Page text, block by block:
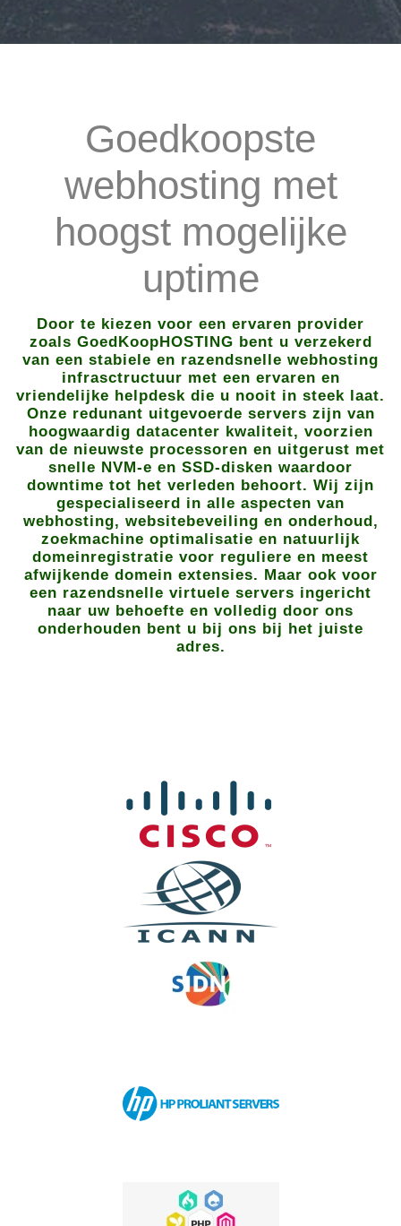
Goedkoopste
webhosting met
hoogst mogelijke
uptime
Door te kiezen voor een ervaren provider
zoals GoedKoopHOSTING bent u verzekerd
van een stabiele en razendsnelle webhosting
infrasctructuur met een ervaren en
vriendelijke helpdesk die u nooit in steek laat.
Onze redunant uitgevoerde servers zijn van
hoogwaardig datacenter kwaliteit, voorzien
van de nieuwste processoren en uitgerust met
snelle NVM-e en SSD-disken waardoor
downtime tot het verleden behoort. Wij zijn
gespecialiseerd in alle aspecten van
webhosting, websitebeveiling en onderhoud,
zoekmachine optimalisatie en natuurlijk
domeinregistratie voor reguliere en meest
afwijkende domein extensies. Maar ook voor
een razendsnelle virtuele servers ingericht
naar uw behoefte en volledig door ons
onderhouden bent u bij ons bij het juiste
adres.